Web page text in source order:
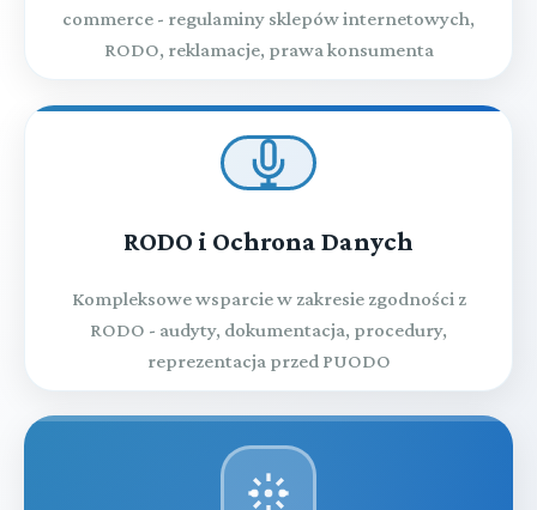
commerce - regulaminy sklepów internetowych,
RODO, reklamacje, prawa konsumenta
RODO i Ochrona Danych
Kompleksowe wsparcie w zakresie zgodności z
RODO - audyty, dokumentacja, procedury,
reprezentacja przed PUODO